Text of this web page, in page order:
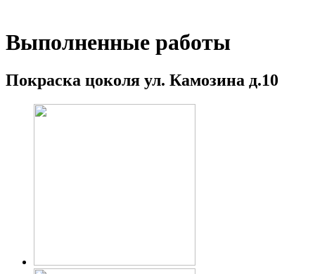
Выполненные работы
Покраска цоколя ул. Камозина д.10